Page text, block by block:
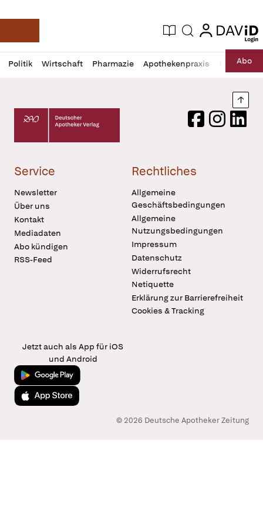
Deutsche Apotheker Zeitung
Aktuelle Ausgabe
Suche login
login
Politik Wirtschaft Pharmazie Apothekenpraxis RechtAbo
Profil
öffnen
Daz
Pur
Deutscher Apotheker Verlag Logo
FacebookInstagram
Service
Newsletter
Über uns
Kontakt
Mediadaten
Abo kündigen
RSS-Feed
Rechtliches
Allgemeine
Geschäftsbedingungen
Allgemeine
Nutzungsbedingungen
Impressum
Datenschutz
Widerrufsrecht
Netiquette
Erklärung zur Barrierefreiheit
Cookies & Tracking
Jetzt auch als App für iOS
und Android
Jetzt bei Google Play
Laden im App Store
© 2026 Deutsche Apotheker Zeitung